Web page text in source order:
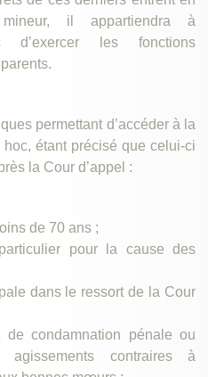
il appartiendra à
d’exercer les fonctions
permettant d’accéder à la
hoc, étant précisé que celui-ci
la Cour d’appel :
de 70 ans ;
pour la cause des
dans le ressort de la Cour
condamnation pénale ou
contraires à